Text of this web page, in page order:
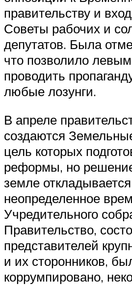
правительству и
Советы рабочих и
депутатов. Была
что позволило
проводить
любые лозунги.
В апреле
создаются
цель которых
реформы, но
земле
неопределенное
Учредительного
Правительство,
представителей
и их сторонников,
коррумпировано,